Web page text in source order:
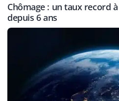
Chômage : un taux record
depuis 6 ans